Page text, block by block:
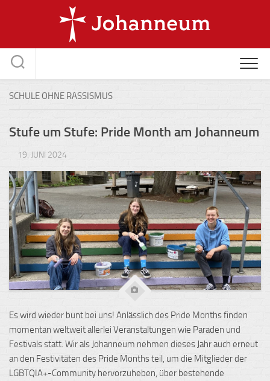
SCHULE OHNE RASSISMUS
Stufe um Stufe: Pride Month am Johanneum
19. JUNI 2024
Es wird wieder bunt bei uns! Anlässlich des Pride Months finden
momentan weltweit allerlei Veranstaltungen wie Paraden und
Festivals statt. Wir als Johanneum nehmen dieses Jahr auch erneut
an den Festivitäten des Pride Months teil, um die Mitglieder der
LGBTQIA+-Community hervorzuheben, über bestehende